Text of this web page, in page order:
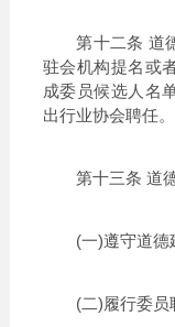
第十二条 道德
驻会机构提名或
成委员候选人名
出行业协会聘任。
第十三条 道德
(一)遵守道德
(二)履行委员